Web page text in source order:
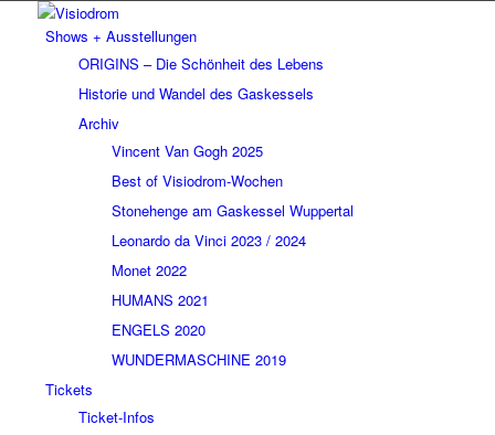
Shows + Ausstellungen
ORIGINS – Die Schönheit des Lebens
Historie und Wandel des Gaskessels
Archiv
Vincent Van Gogh 2025
Best of Visiodrom-Wochen
Stonehenge am Gaskessel Wuppertal
Leonardo da Vinci 2023 / 2024
Monet 2022
HUMANS 2021
ENGELS 2020
WUNDERMASCHINE 2019
Tickets
Ticket-Infos